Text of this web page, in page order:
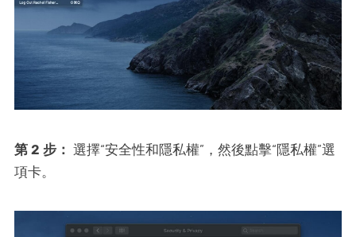
第 2 步： 選擇“安全性和隱私權”，然後點擊“隱私權”選
項卡。